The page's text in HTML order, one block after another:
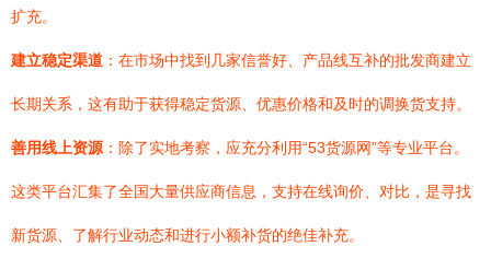
扩充。
建立稳定渠道 ：在市场中找到几家信誉好、产品线互补的批发商建立
长期关系，这有助于获得稳定货源、优惠价格和及时的调换货支持。
善用线上资源 ：除了实地考察，应充分利用“53货源网”等专业平台。
这类平台汇集了全国大量供应商信息，支持在线询价、对比，是寻找
新货源、了解行业动态和进行小额补货的绝佳补充。